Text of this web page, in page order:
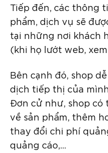
Tiếp đến, các thông
phẩm, dịch vụ sẽ
tại những nơi khách
(khi họ lướt web,
Bên cạnh đó, shop
dịch tiếp thị của
Đơn cử như, shop
về sản phẩm, thêm
thay đổi chi phí
quảng cáo,…